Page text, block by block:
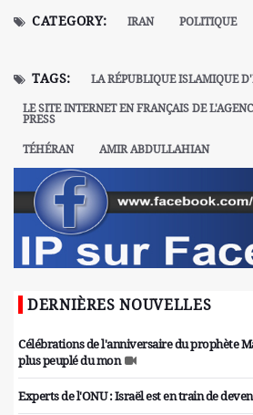
CATEGORY: IRAN POLITIQUE
TAGS:
LA RÉPUBLIQUE ISLAMIQUE
LE SITE INTERNET EN FRANÇAIS DE
PRESS
TÉHÉRAN
AMIR ABDULLAHIAN
DERNIÈRES NOUVELLES
Célébrations de l'anniversaire du prophète
plus peuplé du mon
Experts de l'ONU : Israël est en train de